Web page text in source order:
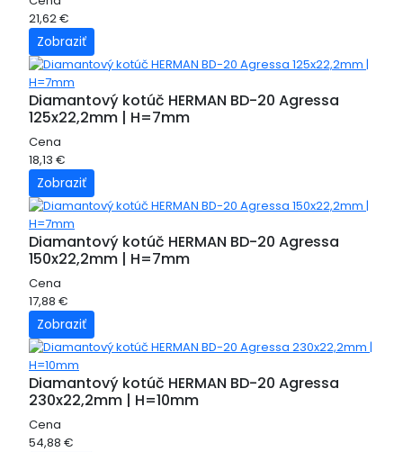
21,62 €
Zobraziť
Diamantový kotúč HERMAN BD-20 Agressa
125x22,2mm | H=7mm
Cena
18,13 €
Zobraziť
Diamantový kotúč HERMAN BD-20 Agressa
150x22,2mm | H=7mm
Cena
17,88 €
Zobraziť
Diamantový kotúč HERMAN BD-20 Agressa
230x22,2mm | H=10mm
Cena
54,88 €